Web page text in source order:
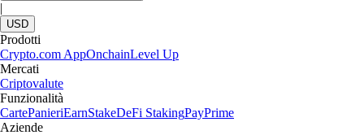
|
USD
Prodotti
Crypto.com AppOnchainLevel Up
Mercati
Criptovalute
Funzionalità
CartePanieriEarnStakeDeFi StakingPayPrime
Aziende